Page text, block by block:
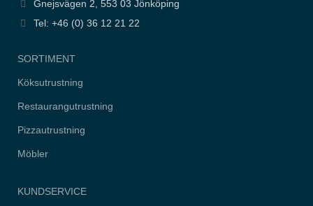
Gnejsvägen 2, 553 03 Jönköping
Tel: +46 (0) 36 12 21 22
SORTIMENT
Köksutrustning
Restaurangutrustning
Pizzautrustning
Möbler
KUNDSERVICE